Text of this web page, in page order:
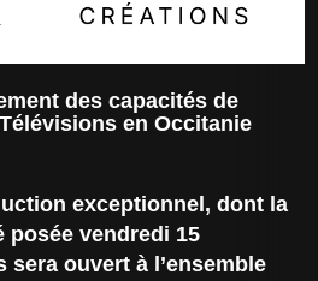
des capacités de
en Occitanie
exceptionnel, dont la
posée vendredi 15
sera ouvert à l’ensemble